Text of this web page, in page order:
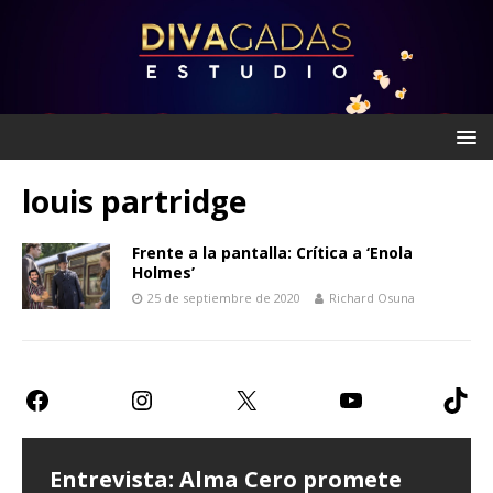
louis partridge
Frente a la pantalla: Crítica a ‘Enola
Holmes’
25 de septiembre de 2020 Richard Osuna
Entrevista: Alma Cero promete
Entrevista: Paulina Goto expresa
Teatro CDMX: Prometen risas con